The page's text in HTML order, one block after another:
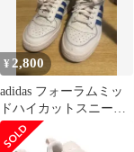
¥2,800
adidas フォーラムミッ
ドハイカットスニーカ
ー ホワイト/ブルー23